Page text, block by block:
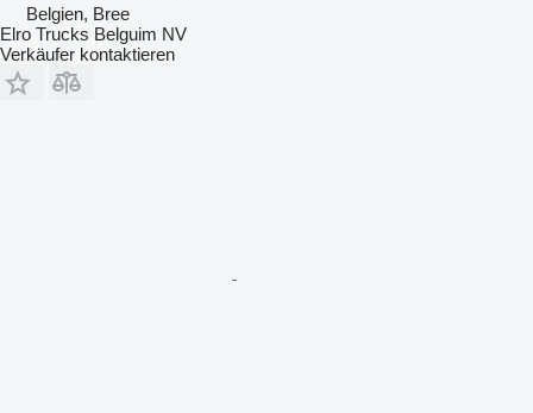
Belgien, Bree
Elro Trucks Belguim NV
Verkäufer kontaktieren